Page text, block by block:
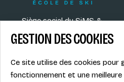
Siège social du SiMS &
des ESi
6, route provinciale - BP
25
73201 Albertville Cedex
GESTION DES COOKIES
Ce site utilise des cookies pour
fonctionnement et une